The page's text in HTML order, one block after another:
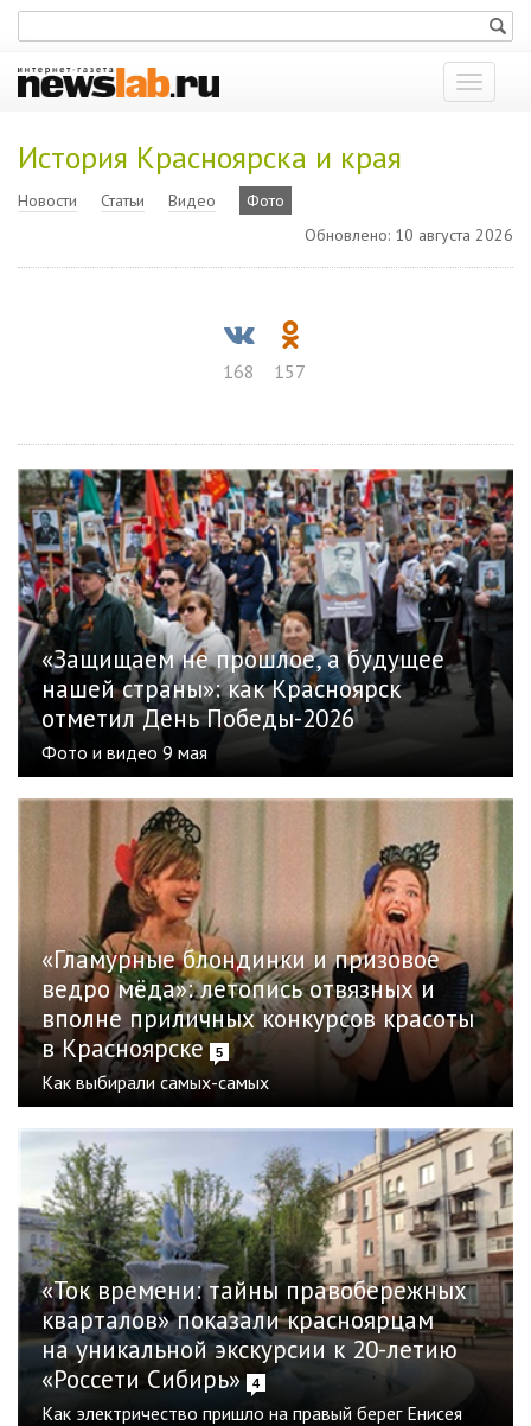
Показать
меню
История Красноярска и края
Новости Статьи Видео
Фото
Обновлено: 10 августа 2026
168 157
«Защищаем не прошлое, а будущее
нашей страны»: как Красноярск
отметил День Победы-2026
Фото и видео 9 мая
«Гламурные блондинки и призовое
ведро мёда»: летопись отвязных и
вполне приличных конкурсов красоты
в Красноярске
5
Как выбирали самых-самых
«Ток времени: тайны правобережных
кварталов» показали красноярцам
на уникальной экскурсии к 20-летию
«Россети Сибирь»
4
Как электричество пришло на правый берег Енисея